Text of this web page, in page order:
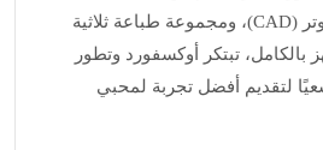
التصميم بمساعدة الكمبيوتر (CAD)، ومجموعة طباعة ثلاثية
بالكامل، تبتكر أوكسفورد وتطور
لتقديم أفضل تجربة لمحبي